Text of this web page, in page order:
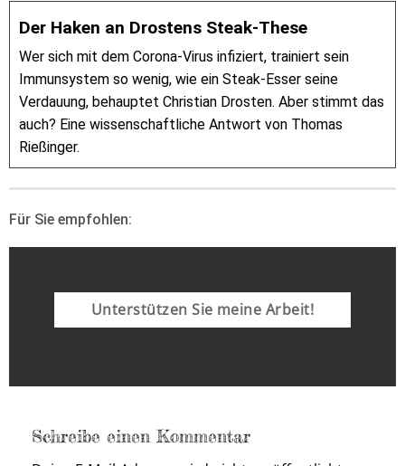
Der Haken an Drostens Steak-These
Wer sich mit dem Corona-Virus infiziert, trainiert sein
Immunsystem so wenig, wie ein Steak-Esser seine
Verdauung, behauptet Christian Drosten. Aber stimmt das
auch? Eine wissenschaftliche Antwort von Thomas
Rießinger.
Für Sie empfohlen:
Unterstützen Sie meine Arbeit!
Schreibe einen Kommentar